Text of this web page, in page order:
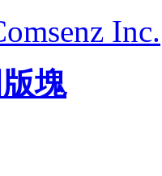
Inc.
塊